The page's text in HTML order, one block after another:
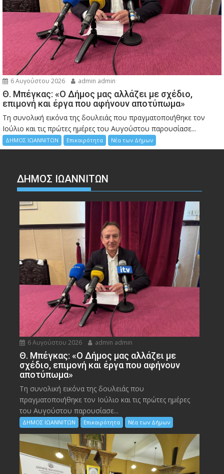
6 Αυγούστου 2026 admin admin
Θ. Μπέγκας: «Ο Δήμος μας αλλάζει με σχέδιο,
επιμονή και έργα που αφήνουν αποτύπωμα»
Τη συνολική εικόνα της δουλειάς που πραγματοποιήθηκε τον
Ιούλιο και τις πρώτες ημέρες του Αυγούστου παρουσίασε...
ΔΗΜΟΣ ΙΩΑΝΝΙΤΩΝ Επικαιρότητα Νέα των Δήμων
ΔΗΜΟΣ ΙΩΑΝΝΙΤΩΝ
6 Αυγούστου 2026 admin admin
Θ. Μπέγκας: «Ο Δήμος μας αλλάζει με
σχέδιο, επιμονή και έργα που αφήνουν
αποτύπωμα»
Τη συνολική εικόνα της δουλειάς που
πραγματοποιήθηκε τον Ιούλιο και τις πρώτες ημέρες
του Αυγούστου παρουσίασε...
ΔΗΜΟΣ ΙΩΑΝΝΙΤΩΝ Επικαιρότητα Νέα των Δήμων